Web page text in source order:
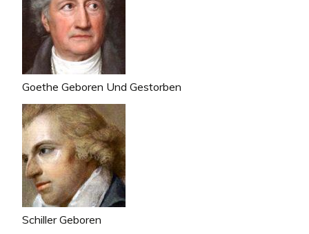
Goethe Geboren Und Gestorben
Schiller Geboren